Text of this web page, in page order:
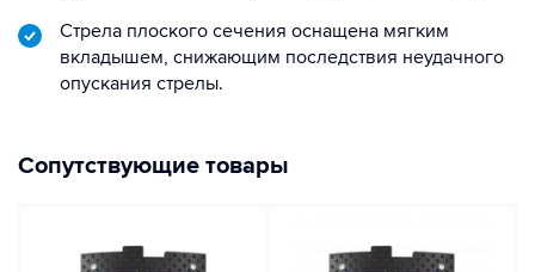
Стрела плоского сечения оснащена мягким
вкладышем, снижающим последствия неудачного
опускания стрелы.
Сопутствующие товары